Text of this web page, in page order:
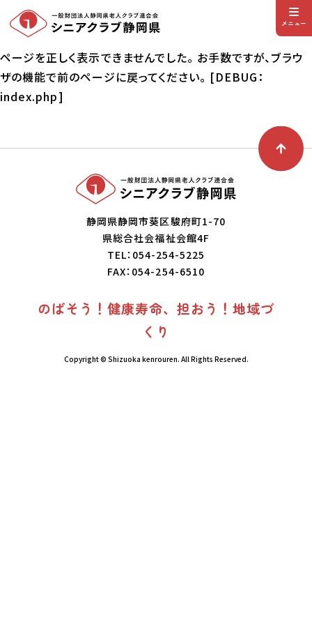
メニュー
ページを正しく表示できませんでした。 お手数ですが、ブラウ
ザの機能で前のページに戻ってください。 [DEBUG：
index.php]
静岡県静岡市葵区駿府町1-70
県総合社会福祉会館4F
TEL：054-254-5225
FAX：054-254-6510
のばそう！健康寿命、担おう！地域づ
くり
Copyright © Shizuoka kenrouren. All Rights Reserved.